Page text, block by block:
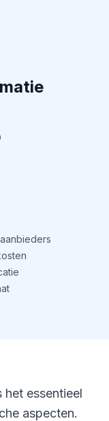
het essentieel
aspecten.